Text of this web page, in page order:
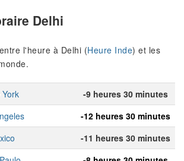
Delhi
l'heure à Delhi (Heure Inde) et les
York
-9 heures 30 minutes
-12 heures 30 minutes
-11 heures 30 minutes